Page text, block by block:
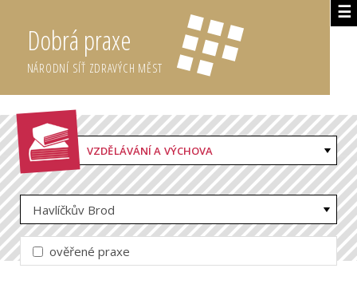
☰
Dobrá praxe
NÁRODNÍ SÍŤ ZDRAVÝCH MĚST
VZDĚLÁVÁNÍ A VÝCHOVA
Havlíčkův Brod
ověřené praxe